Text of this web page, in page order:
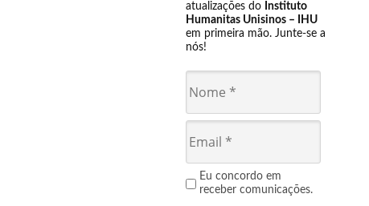
atualizações do Instituto
Humanitas Unisinos – IHU
em primeira mão. Junte-se a
nós!
Eu concordo em
receber comunicações.